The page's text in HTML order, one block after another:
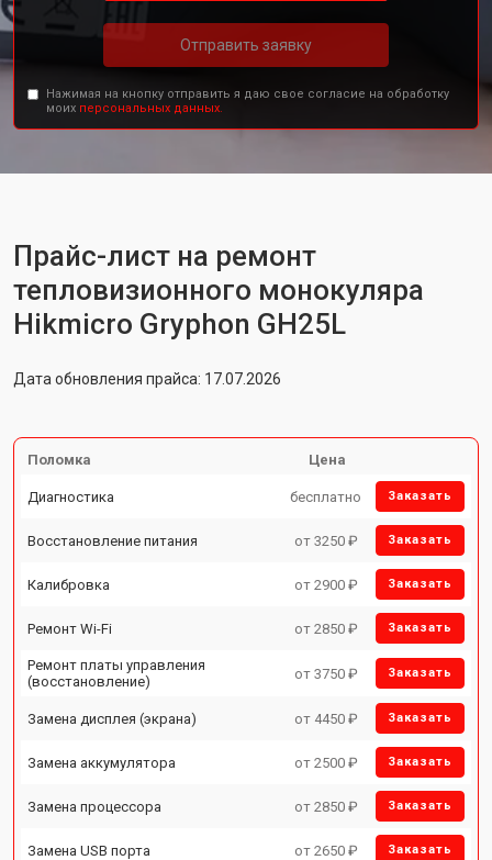
Отправить заявку
Нажимая на кнопку отправить я даю свое согласие на обработку
моих персональных данных.
Прайс-лист на ремонт
тепловизионного монокуляра
Hikmicro Gryphon GH25L
Дата обновления прайса: 17.07.2026
Поломка Цена
Диагностика бесплатно Заказать
Восстановление питания от 3250 ₽ Заказать
Калибровка от 2900 ₽ Заказать
Ремонт Wi-Fi от 2850 ₽ Заказать
Ремонт платы управления
(восстановление)
от 3750 ₽ Заказать
Замена дисплея (экрана) от 4450 ₽ Заказать
Замена аккумулятора от 2500 ₽ Заказать
Замена процессора от 2850 ₽ Заказать
Замена USB порта от 2650 ₽ Заказать